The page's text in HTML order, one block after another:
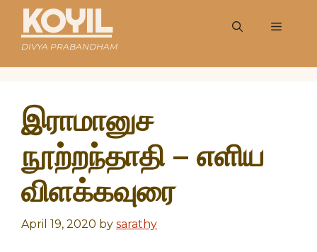
KOYIL
DIVYA PRABANDHAM
Menu
இராமானுச
நூற்றந்தாதி – எளிய
விளக்கவுரை
April 19, 2020 by sarathy